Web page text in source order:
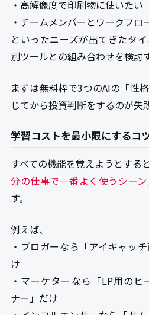
・高解像度で印刷物に使いたい
・チームメンバーとワークフロ
といったニーズが出てきたタ
別ツールとの組み合わせを検討
まずは無料枠で3つのAIの「性
じてから投資判断をするのが失
学習コストを最小限にするコ
すべての機能を覚えようとする
分の仕事で一番よく使うシー
す。
例えば、
・ブロガーなら「アイキャッ
け
・マーケターなら「LP用の
ナー」だけ